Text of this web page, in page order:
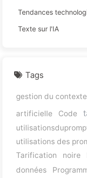
Tendances
Texte sur l'IA
Tags
gestion du contexte
artificielle Code
utilisations des
Tarification
noire
données